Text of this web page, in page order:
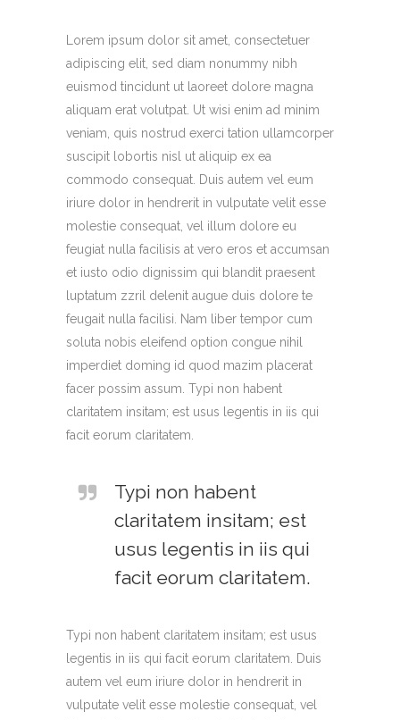
Lorem ipsum dolor sit amet, consectetuer
adipiscing elit, sed diam nonummy nibh
euismod tincidunt ut laoreet dolore magna
aliquam erat volutpat. Ut wisi enim ad minim
veniam, quis nostrud exerci tation ullamcorper
suscipit lobortis nisl ut aliquip ex ea
commodo consequat. Duis autem vel eum
iriure dolor in hendrerit in vulputate velit esse
molestie consequat, vel illum dolore eu
feugiat nulla facilisis at vero eros et accumsan
et iusto odio dignissim qui blandit praesent
luptatum zzril delenit augue duis dolore te
feugait nulla facilisi. Nam liber tempor cum
soluta nobis eleifend option congue nihil
imperdiet doming id quod mazim placerat
facer possim assum. Typi non habent
claritatem insitam; est usus legentis in iis qui
facit eorum claritatem.
Typi non habent
claritatem insitam; est
usus legentis in iis qui
facit eorum claritatem.
Typi non habent claritatem insitam; est usus
legentis in iis qui facit eorum claritatem. Duis
autem vel eum iriure dolor in hendrerit in
vulputate velit esse molestie consequat, vel